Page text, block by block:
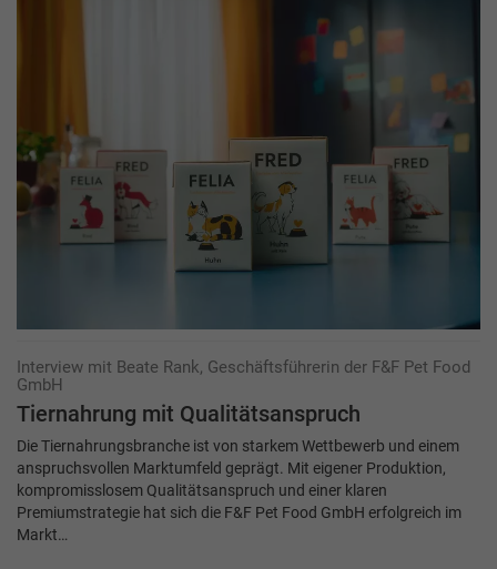
Interview mit Beate Rank, Geschäftsführerin der F&F Pet Food
GmbH
Tiernahrung mit Qualitätsanspruch
Die Tiernahrungsbranche ist von starkem Wettbewerb und einem
anspruchsvollen Markt­umfeld geprägt. Mit eigener Produktion,
kompromisslosem Qualitätsanspruch und einer klaren
Premiumstrategie hat sich die F&F Pet Food GmbH erfolgreich im
Markt…